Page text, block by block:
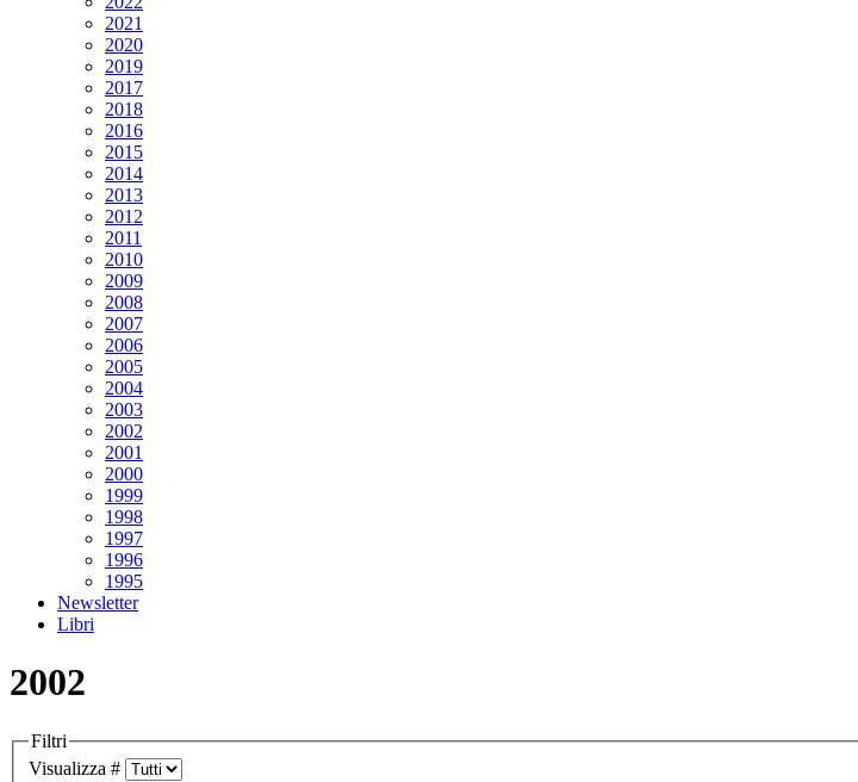
2021
2020
2019
2017
2018
2016
2015
2014
2013
2012
2011
2010
2009
2008
2007
2006
2005
2004
2003
2002
2001
2000
1999
1998
1997
1996
1995
Newsletter
Libri
2002
Filtri
Visualizza #